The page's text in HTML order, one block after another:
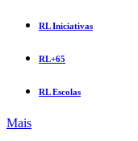
RL Iniciativas
RL+65
RL Escolas
Mais